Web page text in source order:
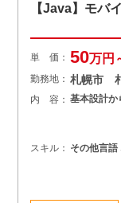
【Java】モバ
単 価： 50万円
勤務地： 札幌市
内 容： 基本設計か
スキル： その他言語